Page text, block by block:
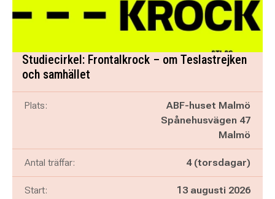
Studiecirkel: Frontalkrock – om Teslastrejken
och samhället
Plats:
ABF-huset Malmö
Spånehusvägen 47
Malmö
Antal träffar: 4 (torsdagar)
Start: 13 augusti 2026